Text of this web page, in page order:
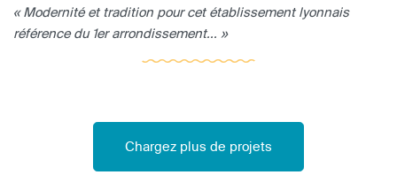
« Modernité et tradition pour cet établissement lyonnais
référence du 1er arrondissement... »
Chargez plus de projets